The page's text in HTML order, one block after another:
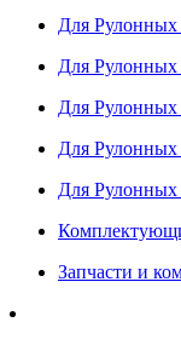
Для Рулонных
Для Рулонных
Для
Для
Для
Запчасти и